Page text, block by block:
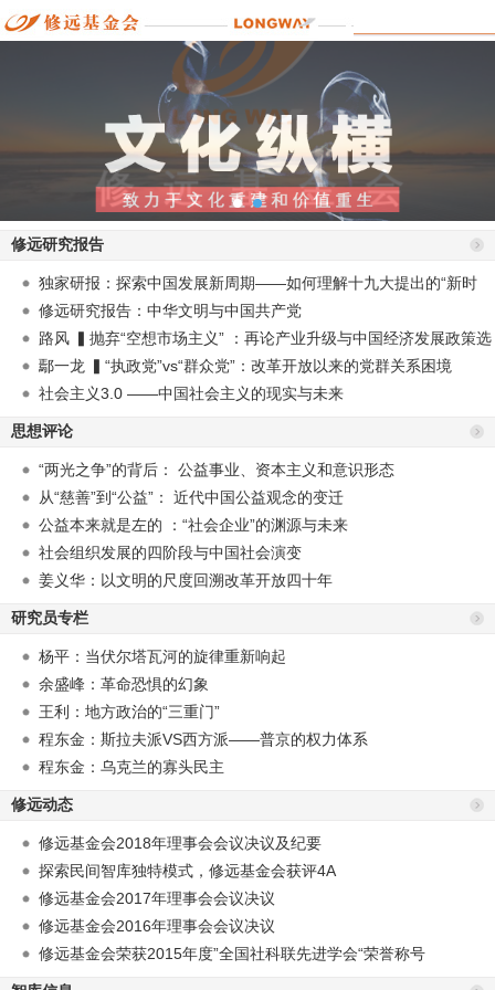
修远研究报告
独家研报：探索中国发展新周期——如何理解十九大提出的“新时
代”？
修远研究报告：中华文明与中国共产党
路风 ▍抛弃“空想市场主义” ：再论产业升级与中国经济发展政策选
择
鄢一龙 ▍“执政党”vs“群众党”：改革开放以来的党群关系困境
社会主义3.0 ——中国社会主义的现实与未来
思想评论
“两光之争”的背后： 公益事业、资本主义和意识形态
从“慈善”到“公益”： 近代中国公益观念的变迁
公益本来就是左的 ：“社会企业”的渊源与未来
社会组织发展的四阶段与中国社会演变
姜义华：以文明的尺度回溯改革开放四十年
研究员专栏
杨平：当伏尔塔瓦河的旋律重新响起
余盛峰：革命恐惧的幻象
王利：地方政治的“三重门”
程东金：斯拉夫派VS西方派——普京的权力体系
程东金：乌克兰的寡头民主
修远动态
修远基金会2018年理事会会议决议及纪要
探索民间智库独特模式，修远基金会获评4A
修远基金会2017年理事会会议决议
修远基金会2016年理事会会议决议
修远基金会荣获2015年度”全国社科联先进学会“荣誉称号